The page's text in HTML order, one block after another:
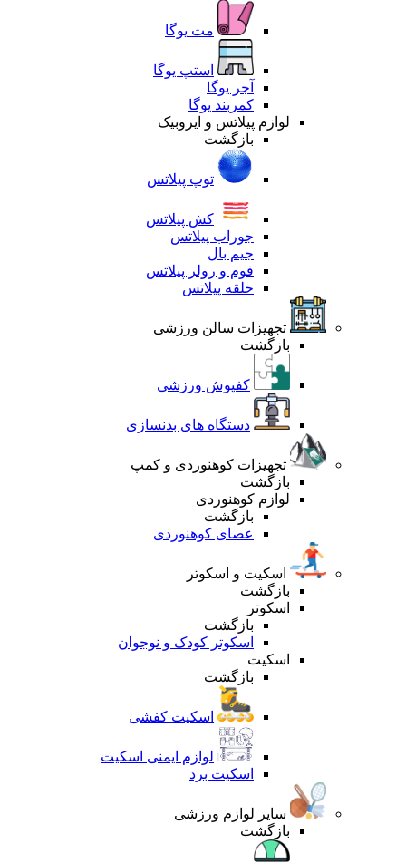
مت یوگا
استپ یوگا
آجر یوگا
کمربند یوگا
لوازم پیلاتس و ایروبیک
بازگشت
توپ پیلاتس
کش پیلاتس
جوراب پیلاتس
جیم بال
فوم و رولر پیلاتس
حلقه پیلاتس
تجهیزات سالن ورزشی
بازگشت
کفپوش ورزشی
دستگاه های بدنسازی
تجهیزات کوهنوردی و کمپ
بازگشت
لوازم کوهنوردی
بازگشت
عصای کوهنوردی
اسکیت و اسکوتر
بازگشت
اسکوتر
بازگشت
اسکوتر کودک و نوجوان
اسکیت
بازگشت
اسکیت کفشی
لوازم ایمنی اسکیت
اسکیت برد
سایر لوازم ورزشی
بازگشت